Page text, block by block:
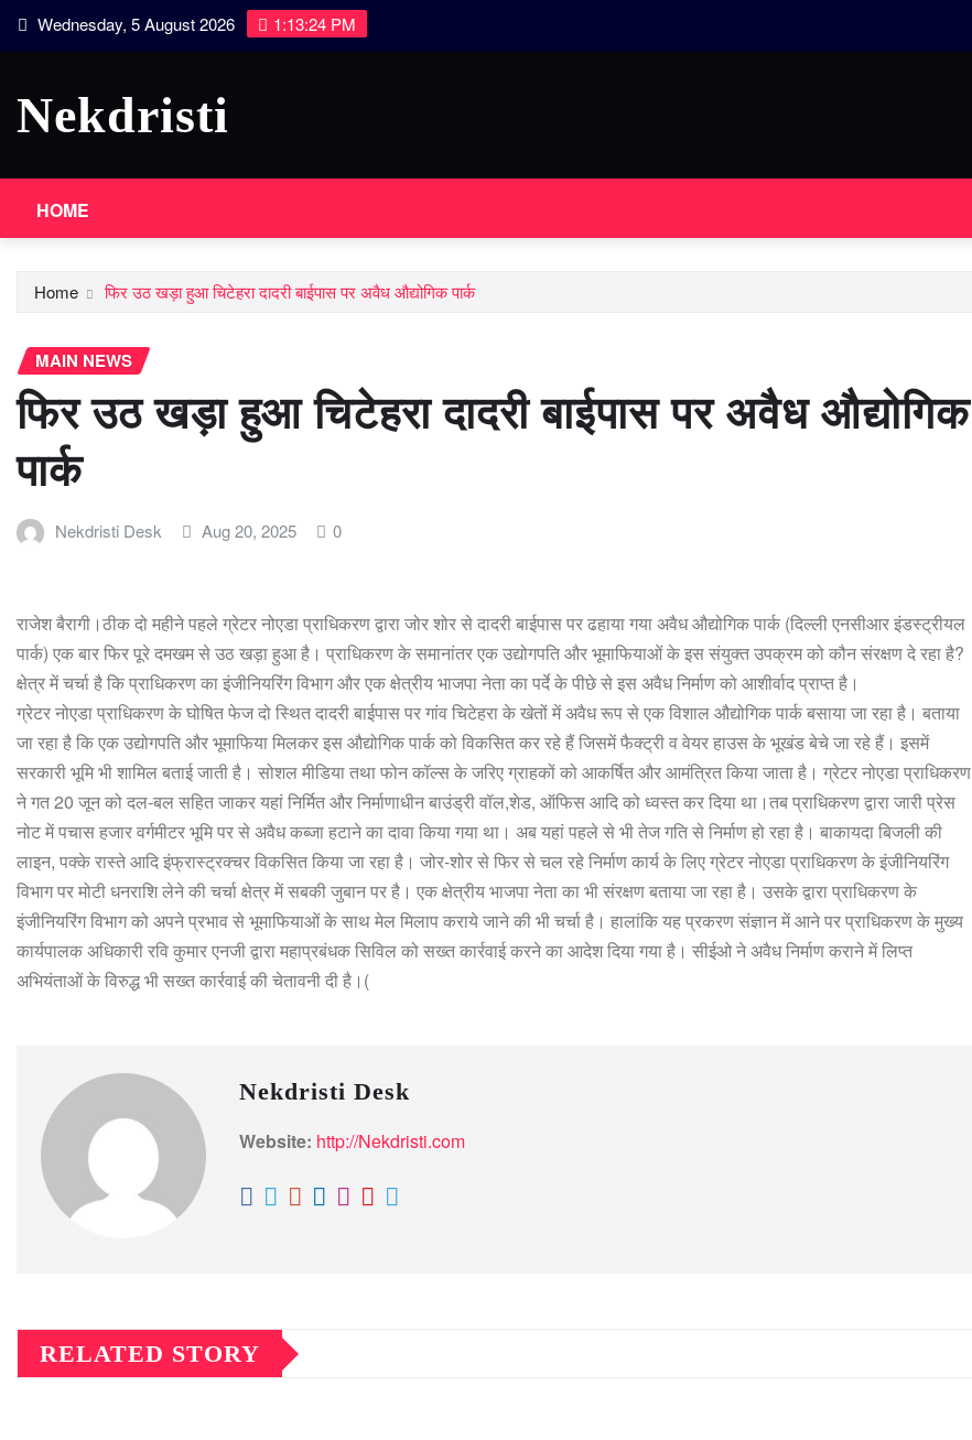
Skip Wednesday, 5 August 2026 1:13:25 PM
Nekdristi
HOME
Home फिर उठ खड़ा हुआ चिटेहरा दादरी बाईपास पर अवैध औद्योगिक पार्क
MAIN NEWS
फिर उठ खड़ा हुआ चिटेहरा दादरी बाईपास पर अवैध औद्योगिक
पार्क
Nekdristi Desk Aug 20, 2025 0
राजेश बैरागी।ठीक दो महीने पहले ग्रेटर नोएडा प्राधिकरण द्वारा जोर शोर से दादरी बाईपास पर ढहाया गया अवैध औद्योगिक पार्क (दिल्ली एनसीआर इंडस्ट्रीयल
पार्क) एक बार फिर पूरे दमखम से उठ खड़ा हुआ है। प्राधिकरण के समानांतर एक उद्योगपति और भूमाफियाओं के इस संयुक्त उपक्रम को कौन संरक्षण दे रहा है?
क्षेत्र में चर्चा है कि प्राधिकरण का इंजीनियरिंग विभाग और एक क्षेत्रीय भाजपा नेता का पर्दे के पीछे से इस अवैध निर्माण को आशीर्वाद प्राप्त है।
ग्रेटर नोएडा प्राधिकरण के घोषित फेज दो स्थित दादरी बाईपास पर गांव चिटेहरा के खेतों में अवैध रूप से एक विशाल औद्योगिक पार्क बसाया जा रहा है। बताया
जा रहा है कि एक उद्योगपति और भूमाफिया मिलकर इस औद्योगिक पार्क को विकसित कर रहे हैं जिसमें फैक्ट्री व वेयर हाउस के भूखंड बेचे जा रहे हैं। इसमें
सरकारी भूमि भी शामिल बताई जाती है। सोशल मीडिया तथा फोन कॉल्स के जरिए ग्राहकों को आकर्षित और आमंत्रित किया जाता है। ग्रेटर नोएडा प्राधिकरण
ने गत 20 जून को दल-बल सहित जाकर यहां निर्मित और निर्माणाधीन बाउंड्री वॉल,शेड, ऑफिस आदि को ध्वस्त कर दिया था।तब प्राधिकरण द्वारा जारी प्रेस
नोट में पचास हजार वर्गमीटर भूमि पर से अवैध कब्जा हटाने का दावा किया गया था। अब यहां पहले से भी तेज गति से निर्माण हो रहा है। बाकायदा बिजली की
लाइन, पक्के रास्ते आदि इंफ्रास्ट्रक्चर विकसित किया जा रहा है। जोर-शोर से फिर से चल रहे निर्माण कार्य के लिए ग्रेटर नोएडा प्राधिकरण के इंजीनियरिंग
विभाग पर मोटी धनराशि लेने की चर्चा क्षेत्र में सबकी जुबान पर है। एक क्षेत्रीय भाजपा नेता का भी संरक्षण बताया जा रहा है। उसके द्वारा प्राधिकरण के
इंजीनियरिंग विभाग को अपने प्रभाव से भूमाफियाओं के साथ मेल मिलाप कराये जाने की भी चर्चा है। हालांकि यह प्रकरण संज्ञान में आने पर प्राधिकरण के मुख्य
कार्यपालक अधिकारी रवि कुमार एनजी द्वारा महाप्रबंधक सिविल को सख्त कार्रवाई करने का आदेश दिया गया है। सीईओ ने अवैध निर्माण कराने में लिप्त
अभियंताओं के विरुद्ध भी सख्त कार्रवाई की चेतावनी दी है।(
Nekdristi Desk
Website: http://Nekdristi.com
RELATED STORY